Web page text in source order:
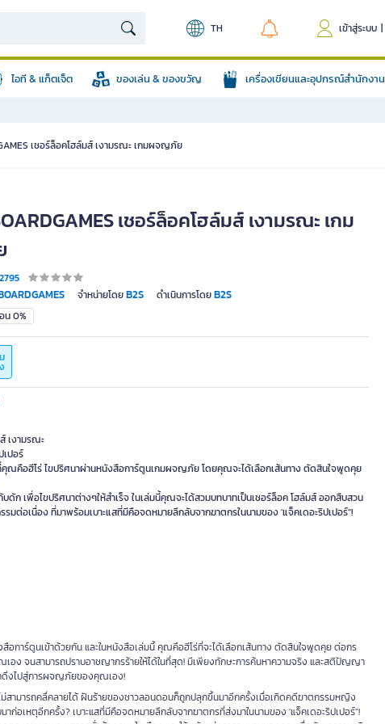
TH เข้าสู่ระบบ |
ไอที & แก็ตเจ็ต ของเล่น & ของขวัญ เครื่องเขียนและอุปกรณ์สำนักงาน
เชอร์ล็อคโฮล์มส์ เงามรณะ เกมผจญภัย
เชอร์ล็อคโฮล์มส์ เงามรณะ เกม
จำหน่ายโดยB2S ดำเนินการโดยB2S
น 0%
เงามรณะ
เปอร์
ณคือฮีโร่ ไขปริศนาผ่านหนังสือการ์ตูนเกมผจญภัย โดยคุณจะได้เลือกเส้นทาง ตัดสินใจพูดคุย
ดัก เพื่อไขปริศนาต่างๆให้สำเร็จ ในเล่มนี้คุณจะได้สวมบทบาทเป็นเชอร์ล็อค โฮล์มส์ ออกสืบสวน
รมต่อเนื่อง ที่มาพร้อมเบาะแสที่มีคือจดหมายลึกลับจากฆาตกรในนามของ 'แจ็คเดอะริปเปอร์"!
ร์ตูนเข้าด้วยกัน และในหนังสือเล่มนี้ คุณคือฮีโร่ที่จะได้เลือกเส้นทาง ตัดสินใจพูดคุย ต่อกร
อง จนสามารถปราบอาชญากรร้ายให้ได้ในที่สุด! มีเพียงทักษะการค้นหาความจริง และสติปัญญา
ดิ่งไปสู่การผจญภัยของคุณเอง!
สามารถคลื่คลายได้ ฝันร้ายของชาวลอนดอนก็ถูกปลุกขึ้นมาอีกครั้งเมื่อเกิดคดีฆาตกรรมหญิง
เหตุอีกครั้ง? เบาะแสที่มีคือจดหมายลึกลับจากฆาตกรที่ส่งมาในนามของ 'แจ็คเดอะริปเปอร์"!